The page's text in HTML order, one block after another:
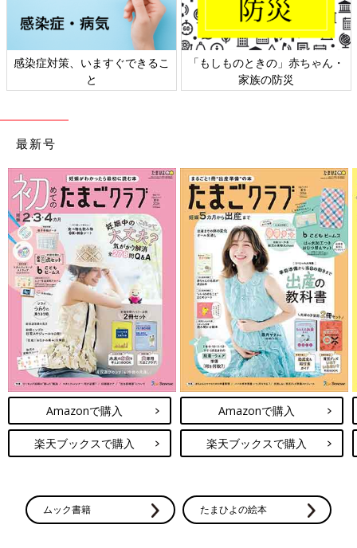
Amazonで購入する（送料無料）
楽天ブックスで購入する（送料無料）
前の話
怖い感染症から子ど
もの命を守ろう！
「麻疹」「風疹」の
排除国である日本
で、ワクチン接種が
大切な理由とは？
【小児科医】
最初から読む
産後はすぐに準備を！
赤ちゃんに予防接種は
かわいそうじゃない！
今、小児科医が伝えた
いこと
感染症対策、いますぐできるこ
と
「もしものときの」赤ちゃん・
家族の防災
最新号
Amazonで購入
楽天ブックスで購入
Amazonで購入
楽天ブックスで購入
ムック書籍 たまひよの絵本